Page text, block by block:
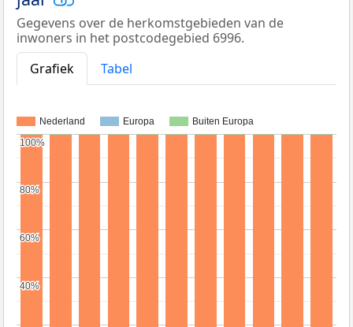
Gegevens over de herkomstgebieden van de
inwoners in het postcodegebied 6996.
Grafiek
Tabel
Nederland Europa Buiten Europa
40%
40%
60%
60%
80%
80%
100%
100%